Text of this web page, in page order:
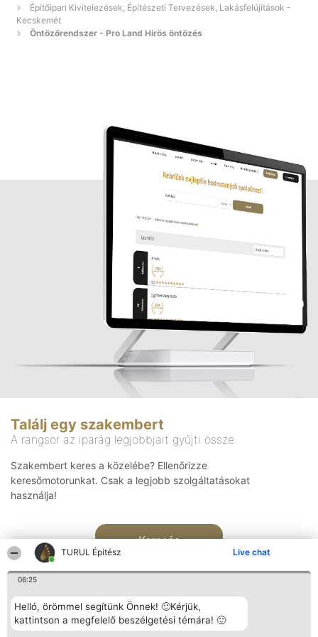
TURUL Építész Live chat
06:25
Helló, örömmel segítünk Önnek! 🙂Kérjük,
kattintson a megfelelő beszélgetési témára! 🙂
Építőipari Kivitelezések, Építészeti Tervezések, Lakásfelújítások -
Kecskemét
Öntözőrendszer - Pro Land Hírös öntözés
Találj egy szakembert
A rangsor az iparág legjobbjait gyűjti össze
Szakembert keres a közelébe? Ellenőrizze
keresőmotorunkat. Csak a legjobb szolgáltatásokat
használja!
Keresés